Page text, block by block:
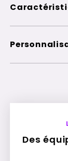
Des